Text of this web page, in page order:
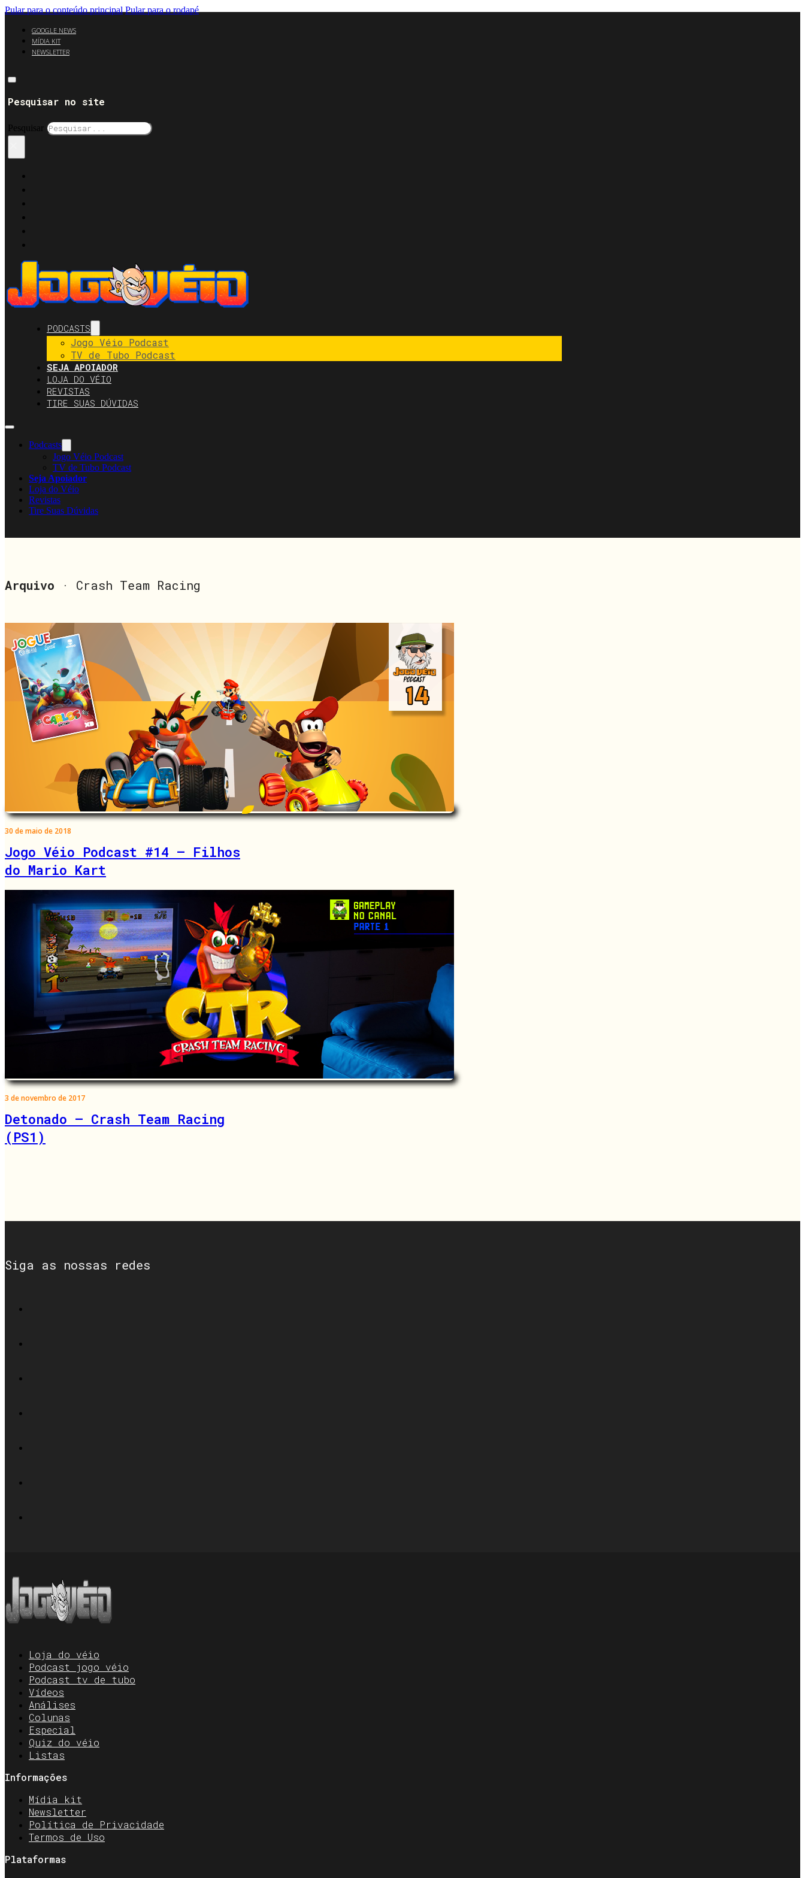
Pular para o conteúdo principal Pular para o rodapé
GOOGLE NEWS
MÍDIA KIT
NEWSLETTER
Pesquisar no site
Pesquisar
PODCASTS
Jogo Véio Podcast
TV de Tubo Podcast
SEJA APOIADOR
LOJA DO VÉIO
REVISTAS
TIRE SUAS DÚVIDAS
Podcasts
Jogo Véio Podcast
TV de Tubo Podcast
Seja Apoiador
Loja do Véio
Revistas
Tire Suas Dúvidas
Arquivo · Crash Team Racing
30 de maio de 2018
Jogo Véio Podcast #14 – Filhos
do Mario Kart
3 de novembro de 2017
Detonado – Crash Team Racing
(PS1)
Siga as nossas redes
Loja do véio
Podcast jogo véio
Podcast tv de tubo
Vídeos
Análises
Colunas
Especial
Quiz do véio
Listas
Informações
Mídia kit
Newsletter
Política de Privacidade
Termos de Uso
Plataformas